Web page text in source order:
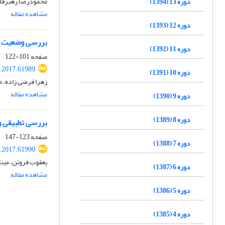
مشاهده مقاله
بررسی وضعیت
صفحه101-122
زهرا فرضی زاده،
مشاهده مقاله
بررسی تطبیقی
صفحه123-147
یعقوب فروتن،
مشاهده مقاله
دوره 12 (1393)
دوره 11 (1392)
دوره 10 (1391)
دوره 9 (1390)
دوره 8 (1389)
دوره 7 (1388)
دوره 6 (1387)
دوره 5 (1386)
دوره 4 (1385)